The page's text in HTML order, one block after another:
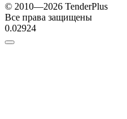
© 2010—2026 TenderPlus
Все права защищены
0.02924